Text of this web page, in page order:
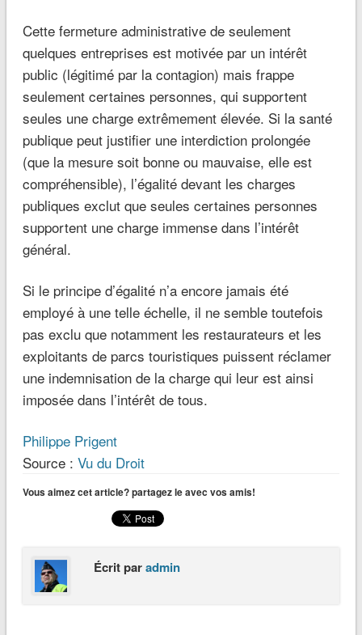
Cette fermeture administrative de seulement
quelques entreprises est motivée par un intérêt
public (légitimé par la contagion) mais frappe
seulement certaines personnes, qui supportent
seules une charge extrêmement élevée. Si la santé
publique peut justifier une interdiction prolongée
(que la mesure soit bonne ou mauvaise, elle est
compréhensible), l’égalité devant les charges
publiques exclut que seules certaines personnes
supportent une charge immense dans l’intérêt
général.
Si le principe d’égalité n’a encore jamais été
employé à une telle échelle, il ne semble toutefois
pas exclu que notamment les restaurateurs et les
exploitants de parcs touristiques puissent réclamer
une indemnisation de la charge qui leur est ainsi
imposée dans l’intérêt de tous.
Philippe Prigent
Source : Vu du Droit
Vous aimez cet article? partagez le avec vos amis!
Écrit paradmin